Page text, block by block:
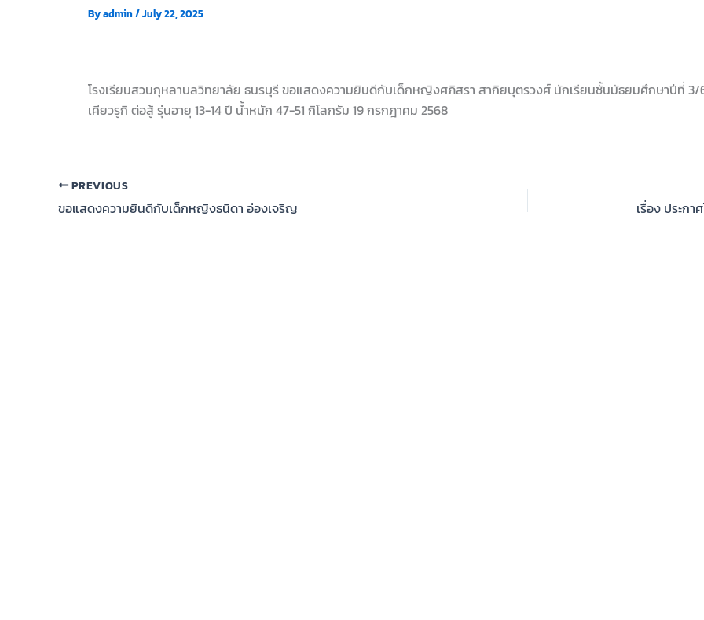
Byadmin/July 22, 2025
โรงเรียนสวนกุหลาบลวิทยาลัย ธนรบุรี ขอแสดงความยินดีกับเด็กหญิงศภิสรา สากิยบุตรวงศ์ นักเรียนชั้นมัธยมศึกษาปีที่ 3/
เคียวรูกิ ต่อสู้ รุ่นอายุ 13-14 ปี น้ำหนัก 47-51 กิโลกรัม 19 กรกฎาคม 2568
PREVIOUS
ขอแสดงความยินดีกับเด็กหญิงธนิดา อ่องเจริญ